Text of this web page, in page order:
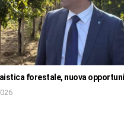
forestale, nuova